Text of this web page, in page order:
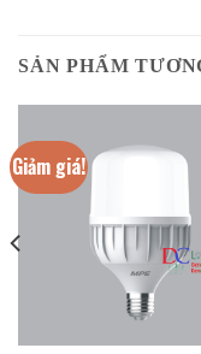
SẢN PHẨM
Giảm giá!